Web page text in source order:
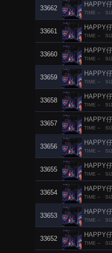
33662
HAPPY
TIME --
33661
HAPPY
TIME --
33660
HAPPY
TIME --
33659
HAPPY
TIME --
33658
HAPPY
TIME --
33657
HAPPY
TIME --
33656
HAPPY
TIME --
33655
HAPPY
TIME --
33654
HAPPY
TIME --
33653
HAPPY
TIME --
33652
HAPPY
TIME --